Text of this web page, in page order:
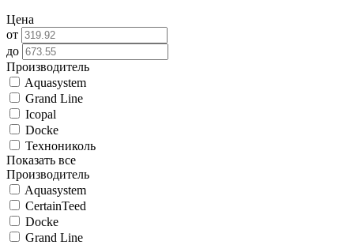
Цена
от
до
Производитель
Aquasystem
Grand Line
Icopal
Docke
Технониколь
Показать все
Производитель
Aquasystem
CertainTeed
Docke
Grand Line